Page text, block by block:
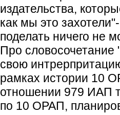
издательства,
как мы это
поделать ничего не
Про словосочетание
свою
рамках истории 10
отношении 979 ИАП
по 10 ОРАП,